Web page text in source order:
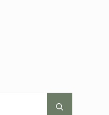
Submit search